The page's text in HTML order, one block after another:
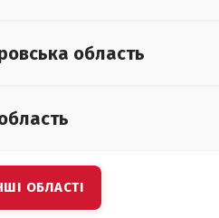
область
ОБЛАСТІ